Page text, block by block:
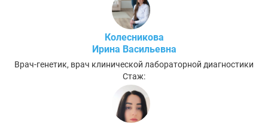
Колесникова
Ирина Васильевна
Врач-генетик, врач клинической лабораторной диагностики
Стаж: